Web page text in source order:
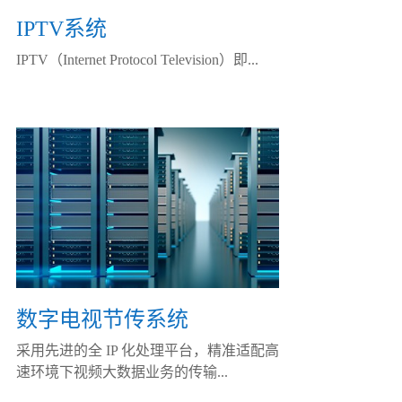
IPTV系统
IPTV（Internet Protocol Television）即...
数字电视节传系统
采用先进的全 IP 化处理平台，精准适配高
速环境下视频大数据业务的传输...